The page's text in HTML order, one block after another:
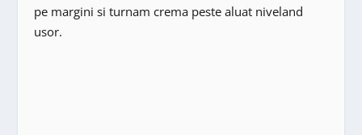
pe margini si turnam crema peste aluat niveland
usor.